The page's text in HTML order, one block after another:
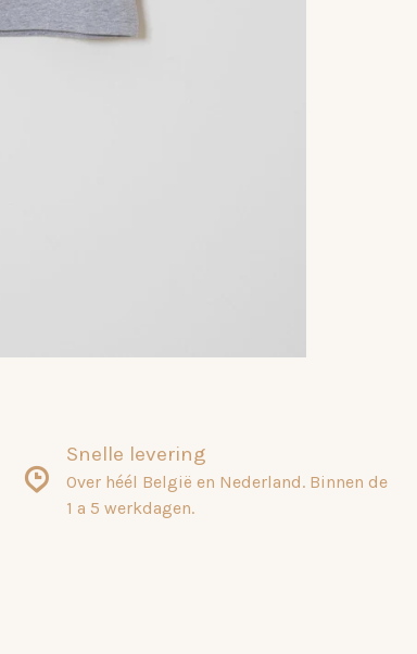
Snelle levering
Over héél België en Nederland. Binnen de
1 a 5 werkdagen.